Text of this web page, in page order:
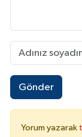
Gönder
Yorum yazarak